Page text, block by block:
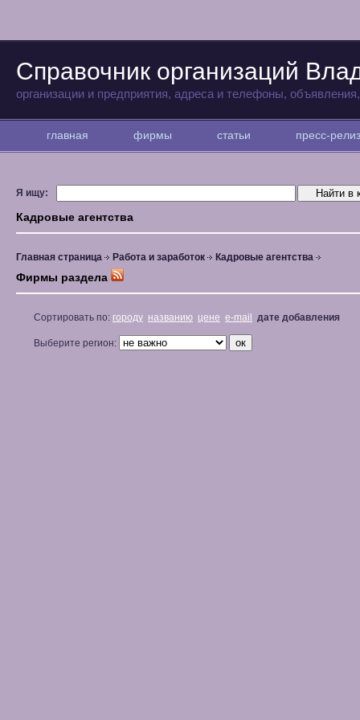
Справочник организаций
организации и предприятия, адреса и телефоны,
главная фирмы статьи пресс-
Я ищу:
Кадровые агентства
Главная страница Работа и заработок Кадровые агентства
Фирмы раздела
Сортировать по: городу названию цене e-mail дате добавления
Выберите регион: